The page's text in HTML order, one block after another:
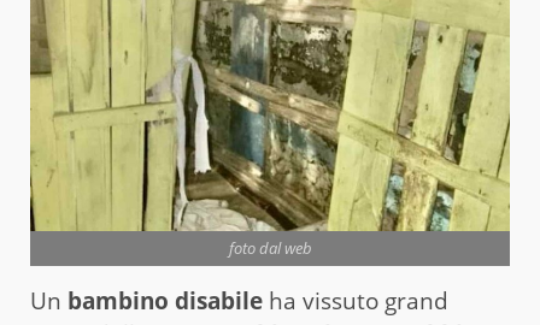
foto dal web
Un bambino disabile ha vissuto grand